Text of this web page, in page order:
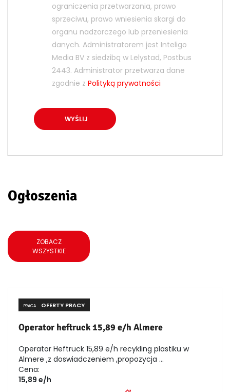
ograniczenia przetwarzania, prawo
sprzeciwu, prawo wniesienia skargi do
organu nadzorczego lub przeniesienia
danych. Administratorem jest Inteligo
Media BV z siedzibą w Lelystad, Postbus
2443. Administrator przetwarza dane
zgodnie z Polityką prywatności
Ogłoszenia
ZOBACZ
WSZYSTKIE
PRACA OFERTY PRACY
Operator heftruck 15,89 e/h Almere
Operator Heftruck 15,89 e/h recykling plastiku w
Almere ,z doswiadczeniem ,propozycja ...
Cena:
15,89 e/h